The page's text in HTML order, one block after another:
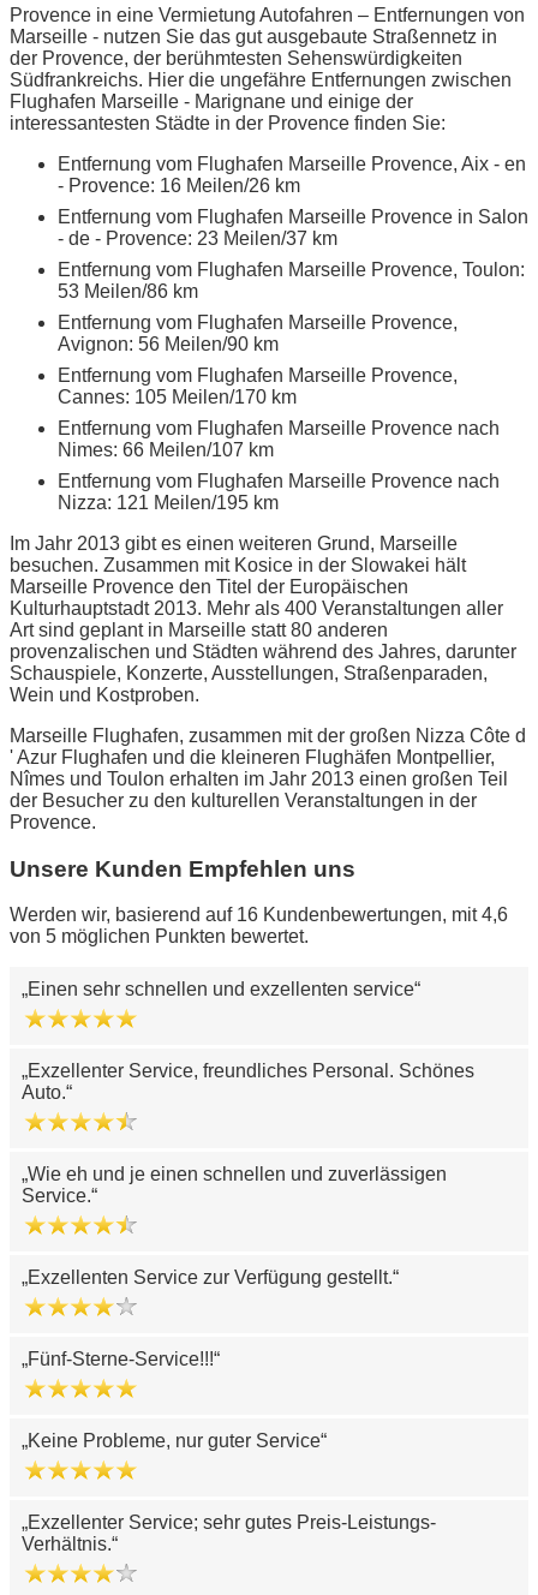
Provence in eine Vermietung Autofahren – Entfernungen von
Marseille - nutzen Sie das gut ausgebaute Straßennetz in
der Provence, der berühmtesten Sehenswürdigkeiten
Südfrankreichs. Hier die ungefähre Entfernungen zwischen
Flughafen Marseille - Marignane und einige der
interessantesten Städte in der Provence finden Sie:
Entfernung vom Flughafen Marseille Provence, Aix - en
- Provence: 16 Meilen/26 km
Entfernung vom Flughafen Marseille Provence in Salon
- de - Provence: 23 Meilen/37 km
Entfernung vom Flughafen Marseille Provence, Toulon:
53 Meilen/86 km
Entfernung vom Flughafen Marseille Provence,
Avignon: 56 Meilen/90 km
Entfernung vom Flughafen Marseille Provence,
Cannes: 105 Meilen/170 km
Entfernung vom Flughafen Marseille Provence nach
Nimes: 66 Meilen/107 km
Entfernung vom Flughafen Marseille Provence nach
Nizza: 121 Meilen/195 km
Im Jahr 2013 gibt es einen weiteren Grund, Marseille
besuchen. Zusammen mit Kosice in der Slowakei hält
Marseille Provence den Titel der Europäischen
Kulturhauptstadt 2013. Mehr als 400 Veranstaltungen aller
Art sind geplant in Marseille statt 80 anderen
provenzalischen und Städten während des Jahres, darunter
Schauspiele, Konzerte, Ausstellungen, Straßenparaden,
Wein und Kostproben.
Marseille Flughafen, zusammen mit der großen Nizza Côte d
' Azur Flughafen und die kleineren Flughäfen Montpellier,
Nîmes und Toulon erhalten im Jahr 2013 einen großen Teil
der Besucher zu den kulturellen Veranstaltungen in der
Provence.
Unsere Kunden Empfehlen uns
Werden wir, basierend auf 16 Kundenbewertungen, mit 4,6
von 5 möglichen Punkten bewertet.
Einen sehr schnellen und exzellenten service
Exzellenter Service, freundliches Personal. Schönes
Auto.
Wie eh und je einen schnellen und zuverlässigen
Service.
Exzellenten Service zur Verfügung gestellt.
Fünf-Sterne-Service!!!
Keine Probleme, nur guter Service
Exzellenter Service; sehr gutes Preis-Leistungs-
Verhältnis.